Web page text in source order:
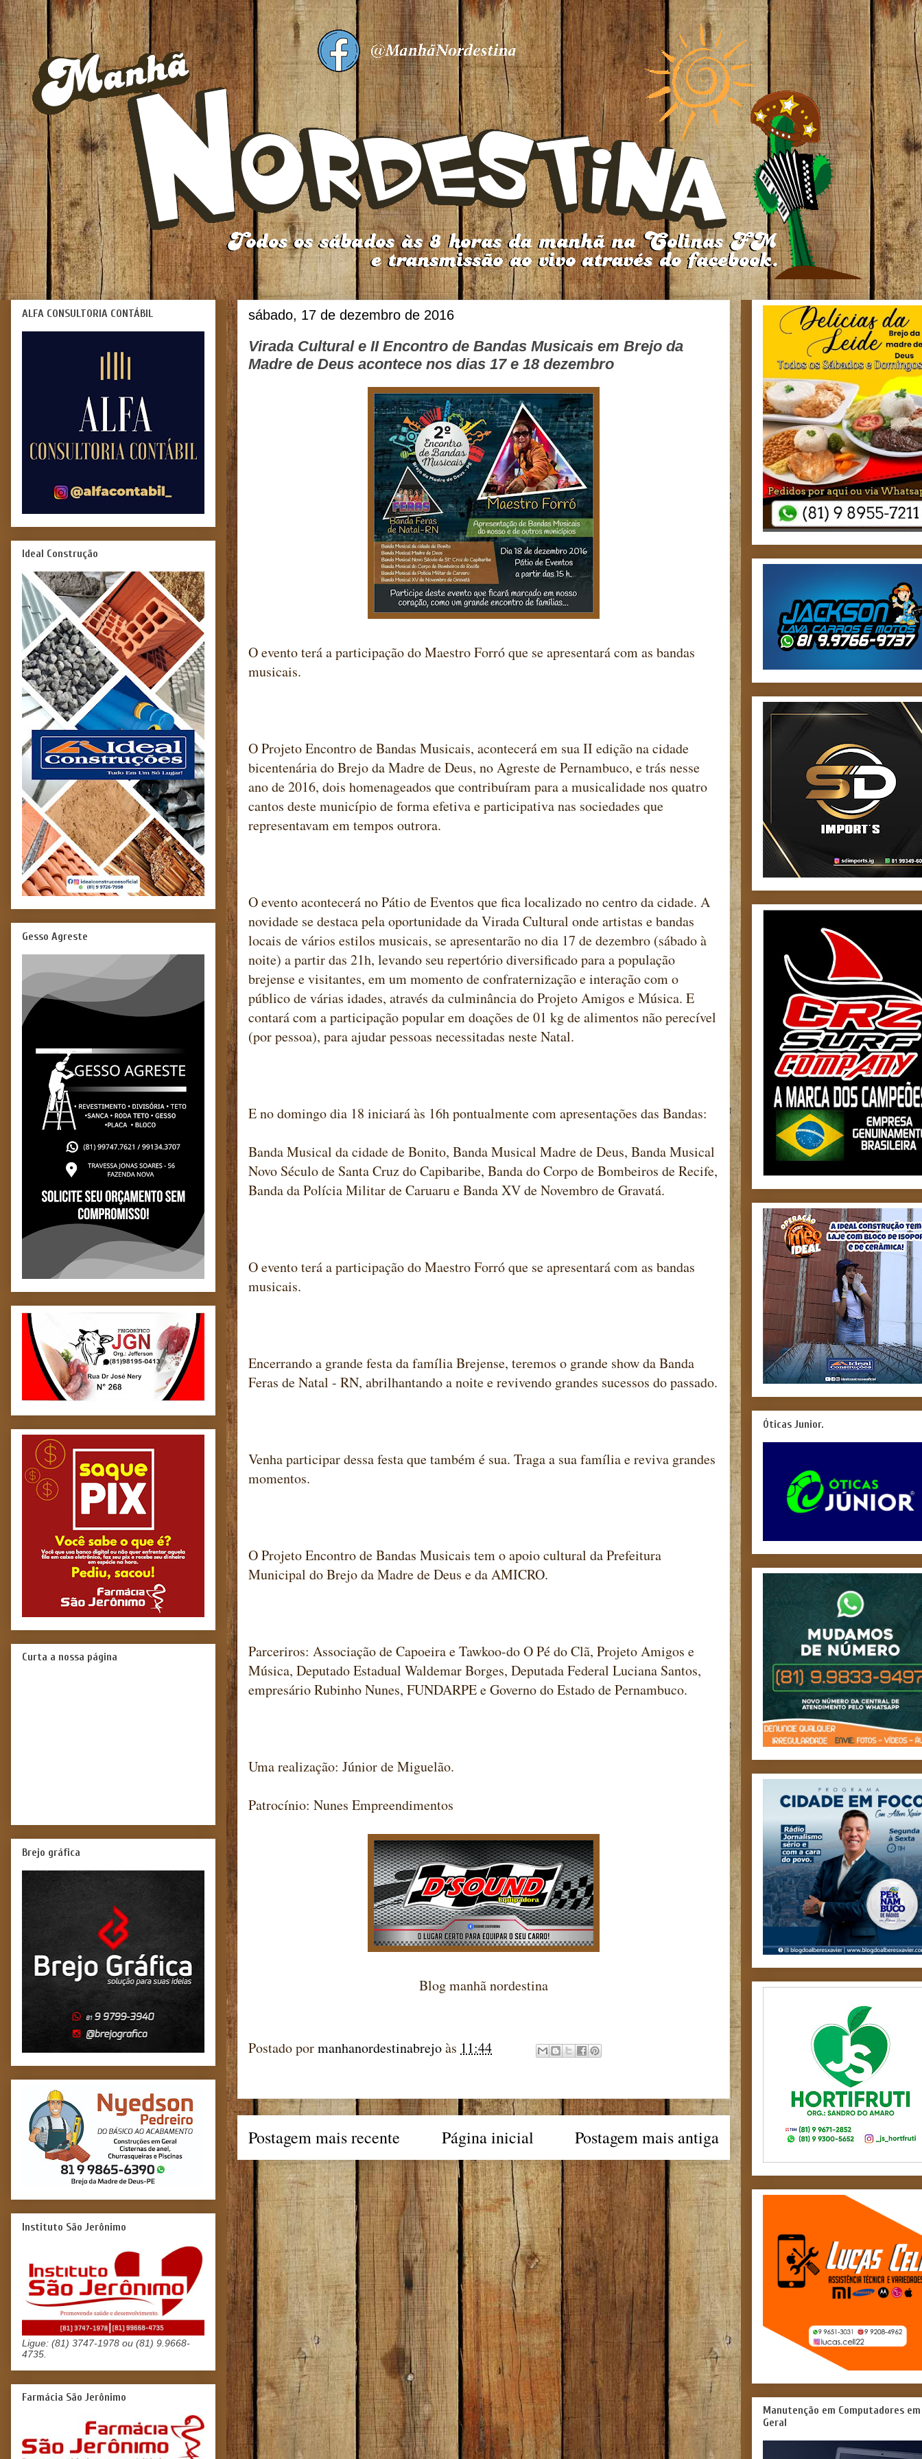
sábado, 17 de dezembro de 2016
Virada Cultural e II Encontro de Bandas Musicais em Brejo da
Madre de Deus acontece nos dias 17 e 18 dezembro
O evento terá a participação do Maestro Forró que se apresentará com as bandas
musicais.
O Projeto Encontro de Bandas Musicais, acontecerá em sua II edição na cidade
bicentenária do Brejo da Madre de Deus, no Agreste de Pernambuco, e trás nesse
ano de 2016, dois homenageados que contribuíram para a musicalidade nos quatro
cantos deste município de forma efetiva e participativa nas sociedades que
representavam em tempos outrora.
O evento acontecerá no Pátio de Eventos que fica localizado no centro da cidade. A
novidade se destaca pela oportunidade da Virada Cultural onde artistas e bandas
locais de vários estilos musicais, se apresentarão no dia 17 de dezembro (sábado à
noite) a partir das 21h, levando seu repertório diversificado para a população
brejense e visitantes, em um momento de confraternização e interação com o
público de várias idades, através da culminância do Projeto Amigos e Música. E
contará com a participação popular em doações de 01 kg de alimentos não perecível
(por pessoa), para ajudar pessoas necessitadas neste Natal.
E no domingo dia 18 iniciará às 16h pontualmente com apresentações das Bandas:
Banda Musical da cidade de Bonito, Banda Musical Madre de Deus, Banda Musical
Novo Século de Santa Cruz do Capibaribe, Banda do Corpo de Bombeiros de Recife,
Banda da Polícia Militar de Caruaru e Banda XV de Novembro de Gravatá.
O evento terá a participação do Maestro Forró que se apresentará com as bandas
musicais.
Encerrando a grande festa da família Brejense, teremos o grande show da Banda
Feras de Natal - RN, abrilhantando a noite e revivendo grandes sucessos do passado.
Venha participar dessa festa que também é sua. Traga a sua família e reviva grandes
momentos.
O Projeto Encontro de Bandas Musicais tem o apoio cultural da Prefeitura
Municipal do Brejo da Madre de Deus e da AMICRO.
Parceriros: Associação de Capoeira e Tawkoo-do O Pé do Clã, Projeto Amigos e
Música, Deputado Estadual Waldemar Borges, Deputada Federal Luciana Santos,
empresário Rubinho Nunes, FUNDARPE e Governo do Estado de Pernambuco.
Uma realização: Júnior de Miguelão.
Patrocínio: Nunes Empreendimentos
Blog manhã nordestina
Postado pormanhanordestinabrejoàs 11:44
Postagem mais recente Postagem mais antiga
Página inicial
ALFA CONSULTORIA CONTÁBIL
Ideal Construção
Gesso Agreste
Curta a nossa página
Brejo gráfica
Instituto São Jerônimo
Ligue: (81) 3747-1978 ou (81) 9.9668-
4735.
Farmácia São Jerônimo
Óticas Junior.
Manutenção em Computadores em
Geral